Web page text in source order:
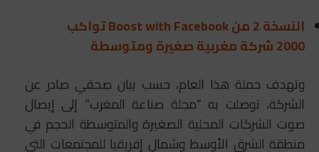
النسخة 2 من Boost with Facebook تواكب
2000 شركة مغربية صغيرة ومتوسطة
وتهدف حملة هذا العام، حسب بيان صحفي صادر عن
الشركة، توصلت به “مجلة صناعة المغرب” إلى إيصال
صوت الشركات المحلية الصغيرة والمتوسطة الحجم في
منطقة الشرق الأوسط وشمال إفريقيا للمجتمعات التي